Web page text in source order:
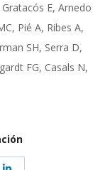
E, Arnedo
Pié A, Ribes A,
SH, Serra D,
FG, Casals N,